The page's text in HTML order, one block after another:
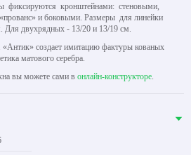
фиксируются кронштейнами: стеновыми,
и боковыми. Размеры для линейки
Для двухрядных - 13/20 и 13/19 см.
создает имитацию фактуры кованых
матового серебра.
вы можете сами в онлайн-конструкторе.